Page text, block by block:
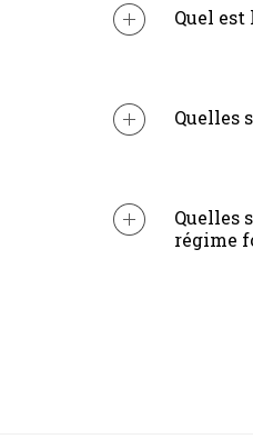
Quel
Quelles
Quelles
régime